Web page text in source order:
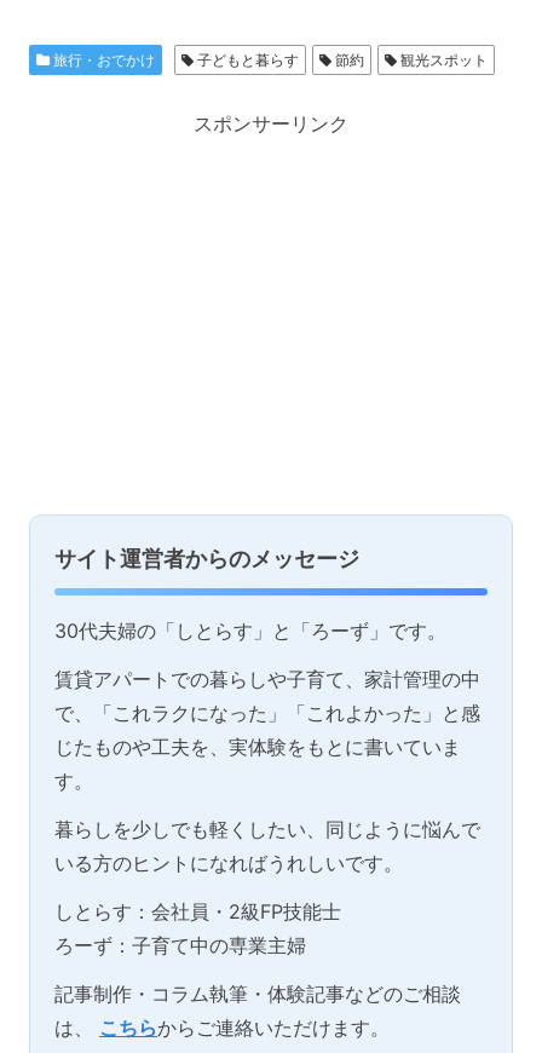
旅行・おでかけ 子どもと暮らす 節約 観光スポット
スポンサーリンク
サイト運営者からのメッセージ
30代夫婦の「しとらす」と「ろーず」です。
賃貸アパートでの暮らしや子育て、家計管理の中
で、「これラクになった」「これよかった」と感
じたものや工夫を、実体験をもとに書いていま
す。
暮らしを少しでも軽くしたい、同じように悩んで
いる方のヒントになればうれしいです。
しとらす：会社員・2級FP技能士
ろーず：子育て中の専業主婦
記事制作・コラム執筆・体験記事などのご相談
は、 こちらからご連絡いただけます。